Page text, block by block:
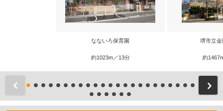
なないろ保育園
約1023m／13分
堺市立
約
前